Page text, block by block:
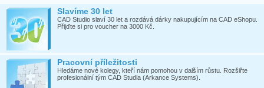
Slavíme 30 let
CAD Studio slaví 30 let a rozdává dárky nakupujícím na CAD eShopu.
Přijďte si pro voucher na 3000 Kč.
Pracovní příležitosti
Hledáme nové kolegy, kteří nám pomohou v dalším růstu. Rozšiřte
profesionální tým CAD Studia (Arkance Systems).